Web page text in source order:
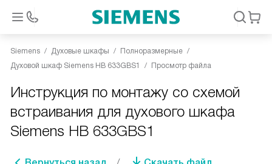
Siemens Духовые шкафы
Полноразмерные
Духовой шкаф Siemens HB 633GBS1
Просмотр файла
Инструкция по монтажу со схемой
встраивания для духового шкафа
Siemens HB 633GBS1